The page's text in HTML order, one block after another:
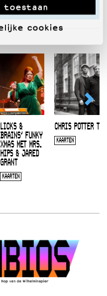
toestaan
cookies
LICKS &
BRAINS’ FUNKY
XMAS MET MRS.
HIPS & JARED
GRANT
KAARTEN
CHRIS POTTER
KAARTEN